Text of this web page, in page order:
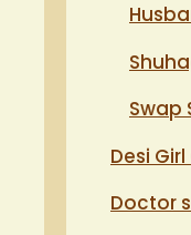
Swap
Desi
Doctor